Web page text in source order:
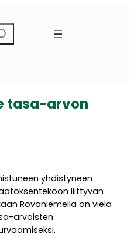
tasa-arvon
yhdistyneen
liittyvän
Rovaniemellä on vielä
arvoisten